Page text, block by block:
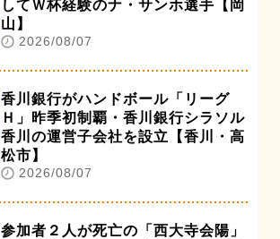
してＷ杯経験のナ・サンホ選手【岡
山】
2026/08/07
香川銀行がハンドボール「リーグ
Ｈ」昨季初制覇・香川銀行シラソル
香川の運営子会社を設立【香川・高
松市】
2026/08/07
参加者２人が死亡の「西大寺会陽」